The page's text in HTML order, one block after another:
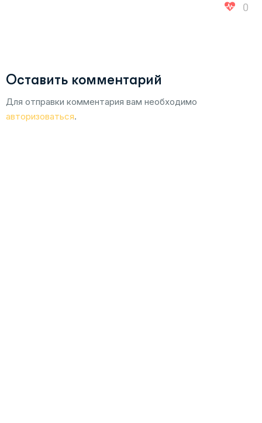
0
Оставить комментарий
Для отправки комментария вам необходимо
авторизоваться.